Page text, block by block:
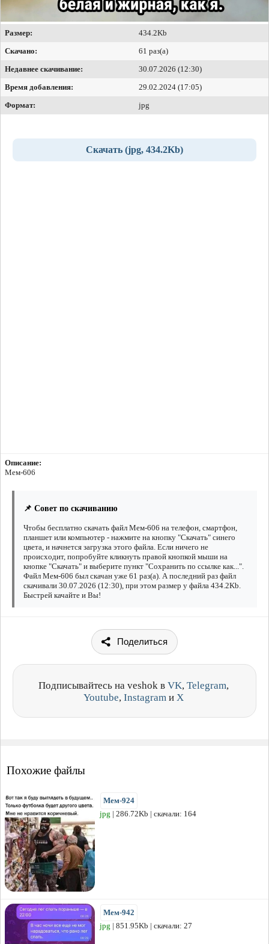
Размер:
434.2Kb
Скачано:
61 раз(а)
Недавнее скачивание:
30.07.2026 (12:30)
Время добавления:
29.02.2024 (17:05)
Формат:
jpg
Скачать (jpg, 434.2Kb)
Описание:
Мем-606
📌 Совет по скачиванию
Чтобы бесплатно скачать файл Мем-606 на телефон, смартфон,
планшет или компьютер - нажмите на кнопку "Скачать" синего
цвета, и начнется загрузка этого файла. Если ничего не
происходит, попробуйте кликнуть правой кнопкой мыши на
кнопке "Скачать" и выберите пункт "Сохранить по ссылке как...".
Файл Мем-606 был скачан уже 61 раз(а). А последний раз файл
скачивали 30.07.2026 (12:30), при этом размер у файла 434.2Kb.
Быстрей качайте и Вы!
Поделиться
Подписывайтесь на veshok в VK, Telegram,
Youtube, Instagram и X
Похожие файлы
Мем-924
jpg | 286.72Kb | скачали: 164
Мем-942
jpg | 851.95Kb | скачали: 27